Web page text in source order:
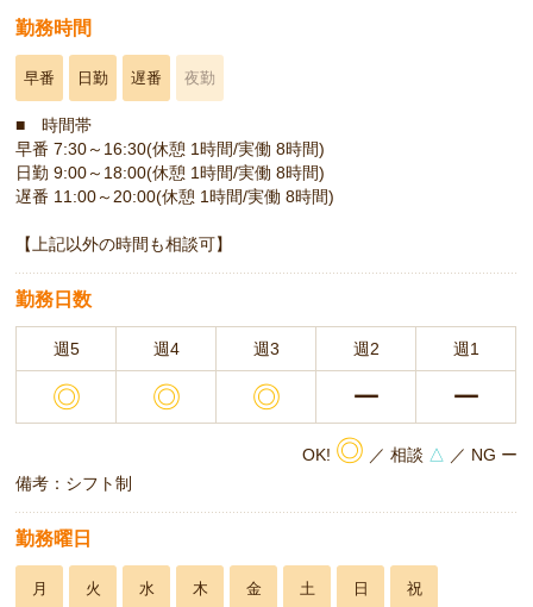
勤務時間
早番 日勤 遅番 夜勤
■ 時間帯
早番 7:30～16:30(休憩 1時間/実働 8時間)
日勤 9:00～18:00(休憩 1時間/実働 8時間)
遅番 11:00～20:00(休憩 1時間/実働 8時間)
【上記以外の時間も相談可】
勤務日数
週5 週4 週3 週2 週1
◎ ◎ ◎ ー ー
OK! ◎ ／ 相談 △ ／ NG ー
備考：シフト制
勤務曜日
月 火 水 木 金 土 日 祝